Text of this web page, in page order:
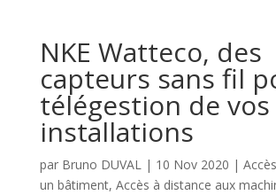
NKE Watteco, des
capteurs sans fil
télégestion de vos
installations
par Bruno DUVAL| 10 Nov 2020 |
un bâtiment, Accès à distance aux